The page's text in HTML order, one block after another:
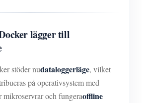
lägger till
stöder nudataloggerläge, vilket
på operativsystem med
och fungeraoffline